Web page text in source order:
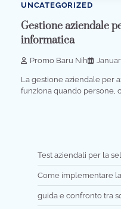
UNCATEGORIZED
Gestione aziendale
informatica
Promo Baru Nih
La gestione aziendale per
funziona quando persone,
Test aziendali per la
Come implementare la
guida e confronto tra